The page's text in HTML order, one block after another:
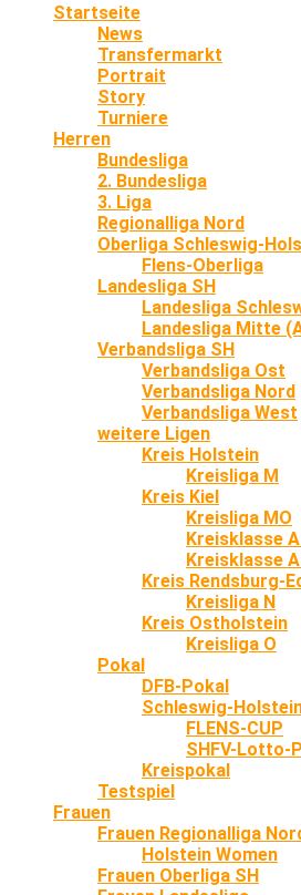
Startseite
News
Transfermarkt
Portrait
Story
Turniere
Herren
Bundesliga
2. Bundesliga
3. Liga
Regionalliga Nord
Oberliga Schleswig-
Flens-Oberliga
Landesliga SH
Landesliga
Landesliga Mitte
Verbandsliga SH
Verbandsliga Ost
Verbandsliga Nord
Verbandsliga West
weitere Ligen
Kreis Holstein
Kreisliga M
Kreis Kiel
Kreisliga MO
Kreisklasse A
Kreisklasse
Kreis Rendsburg-
Kreisliga N
Kreis Ostholstein
Kreisliga O
Pokal
DFB-Pokal
Schleswig-
FLENS-CUP
SHFV-Lotto-
Kreispokal
Testspiel
Frauen
Frauen Regionalliga
Holstein Women
Frauen Oberliga SH